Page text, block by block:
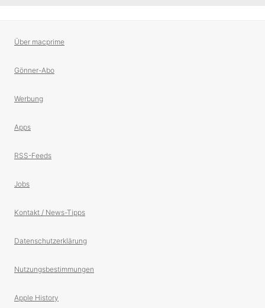
Über macprime
Gönner-Abo
Werbung
Apps
RSS-Feeds
Jobs
Kontakt / News-Tipps
Datenschutzerklärung
Nutzungsbestimmungen
Apple History